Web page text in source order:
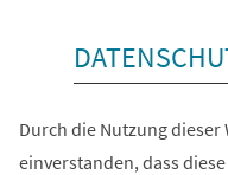
Durch die Nutzung
einverstanden, dass